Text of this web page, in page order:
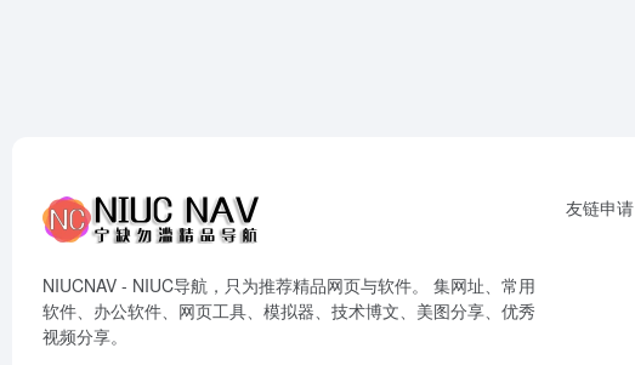
NIUCNAV - NIUC导航，只为推荐精品网页与软件。 集网址、常用
软件、办公软件、网页工具、模拟器、技术博文、美图分享、优秀
视频分享。
友链申请